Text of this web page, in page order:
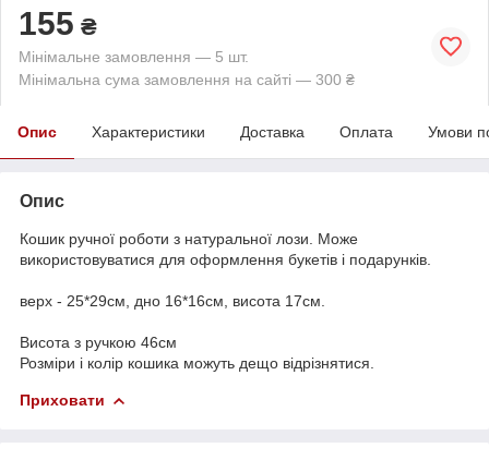
155 ₴
Мінімальне замовлення — 5 шт.
Мінімальна сума замовлення на сайті — 300 ₴
Опис Характеристики Доставка Оплата Умови
Опис
Кошик ручної роботи з натуральної лози. Може
використовуватися для оформлення букетів і подарунків.
верх - 25*29см, дно 16*16см, висота 17см.
Висота з ручкою 46см
Розміри і колір кошика можуть дещо відрізнятися.
Приховати